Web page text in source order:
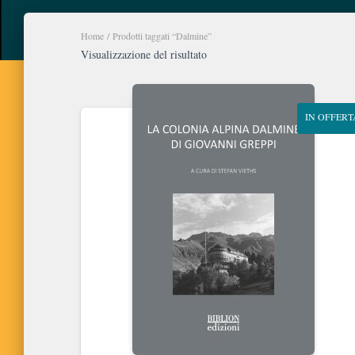
Home / Prodotti taggati “Dalmine”
Visualizzazione del risultato
IN